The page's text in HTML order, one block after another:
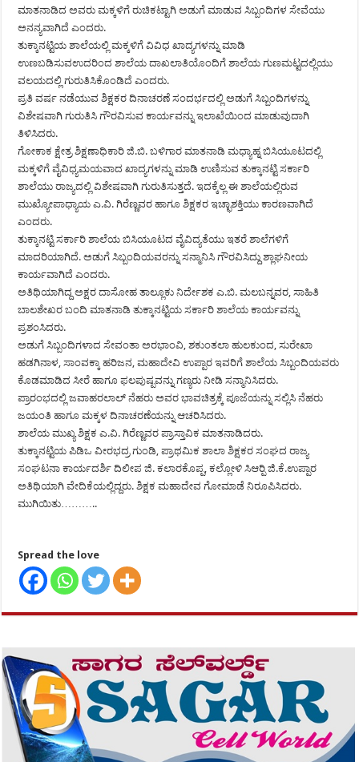
ಮಾತನಾಡಿದ ಅವರು ಮಕ್ಕಳಿಗೆ ರುಚಿಕಟ್ಟಾಗಿ ಅಡುಗೆ ಮಾಡುವ ಸಿಬ್ಬಂದಿಗಳ ಸೇವೆಯು
ಅನನ್ಯವಾಗಿದೆ ಎಂದರು.
ತುಕ್ಕಾನಟ್ಟಿಯ ಶಾಲೆಯಲ್ಲಿ ಮಕ್ಕಳಿಗೆ ವಿವಿಧ ಖಾದ್ಯಗಳನ್ನು ಮಾಡಿ
ಉಣಬಡಿಸುವಉದರಿಂದ ಶಾಲೆಯ ದಾಖಲಾತಿಯೊಂದಿಗೆ ಶಾಲೆಯ ಗುಣಮಟ್ಟದಲ್ಲಿಯು
ವಲಯದಲ್ಲಿ ಗುರುತಿಸಿಕೊಂಡಿದೆ ಎಂದರು.
ಪ್ರತಿ ವರ್ಷ ನಡೆಯುವ ಶಿಕ್ಷಕರ ದಿನಾಚರಣೆ ಸಂದರ್ಭದಲ್ಲಿ ಅಡುಗೆ ಸಿಬ್ಬಂದಿಗಳನ್ನು
ವಿಶೇಷವಾಗಿ ಗುರುತಿಸಿ ಗೌರವಿಸುವ ಕಾರ್ಯವನ್ನು ಇಲಾಖೆಯಿಂದ ಮಾಡುವುದಾಗಿ
ತಿಳಿಸಿದರು.
ಗೋಕಾಕ ಕ್ಷೇತ್ರ ಶಿಕ್ಷಣಾಧಿಕಾರಿ ಜಿ.ಬಿ. ಬಳಿಗಾರ ಮಾತನಾಡಿ ಮಧ್ಯಾಹ್ನ ಬಿಸಿಯೂಟದಲ್ಲಿ
ಮಕ್ಕಳಿಗೆ ವೈವಿಧ್ಯಮಯವಾದ ಖಾದ್ಯಗಳನ್ನು ಮಾಡಿ ಉಣಿಸುವ ತುಕ್ಕಾನಟ್ಟಿ ಸರ್ಕಾರಿ
ಶಾಲೆಯು ರಾಜ್ಯದಲ್ಲಿ ವಿಶೇಷವಾಗಿ ಗುರುತಿಸುತ್ತದೆ. ಇದಕ್ಕೆಲ್ಲ ಈ ಶಾಲೆಯಲ್ಲಿರುವ
ಮುಖ್ಯೋಪಾಧ್ಯಾಯ ಎ.ವಿ. ಗಿರೆಣ್ಣವರ ಹಾಗೂ ಶಿಕ್ಷಕರ ಇಚ್ಛಾಶಕ್ತಿಯು ಕಾರಣವಾಗಿದೆ
ಎಂದರು.
ತುಕ್ಕಾನಟ್ಟಿ ಸರ್ಕಾರಿ ಶಾಲೆಯ ಬಿಸಿಯೂಟದ ವೈವಿದ್ಯತೆಯು ಇತರೆ ಶಾಲೆಗಳಿಗೆ
ಮಾದರಿಯಾಗಿದೆ. ಅಡುಗೆ ಸಿಬ್ಬಂದಿಯವರನ್ನು ಸನ್ಮಾನಿಸಿ ಗೌರವಿಸಿದ್ದು ಶ್ಲಾಘನೀಯ
ಕಾರ್ಯವಾಗಿದೆ ಎಂದರು.
ಅತಿಥಿಯಾಗಿದ್ದ ಅಕ್ಷರ ದಾಸೋಹ ತಾಲ್ಲೂಕು ನಿರ್ದೇಶಕ ಎ.ಬಿ. ಮಲಬನ್ನವರ, ಸಾಹಿತಿ
ಬಾಲಶೇಖರ ಬಂದಿ ಮಾತನಾಡಿ ತುಕ್ಕಾನಟ್ಟಿಯ ಸರ್ಕಾರಿ ಶಾಲೆಯ ಕಾರ್ಯವನ್ನು
ಪ್ರಶಂಸಿದರು.
ಅಡುಗೆ ಸಿಬ್ಬಂದಿಗಳಾದ ಸೇವಂತಾ ಅರಭಾಂವಿ, ಶಕುಂತಲಾ ಹುಲಕುಂದ, ಸುರೇಖಾ
ಹಡಗಿನಾಳ, ಸಾಂವಕ್ಕಾ ಹರಿಜನ, ಮಹಾದೇವಿ ಉಪ್ಪಾರ ಇವರಿಗೆ ಶಾಲೆಯ ಸಿಬ್ಬಂದಿಯವರು
ಕೊಡಮಾಡಿದ ಸೀರೆ ಹಾಗೂ ಫಲಪುಷ್ಪವನ್ನು ಗಣ್ಯರು ನೀಡಿ ಸನ್ಮಾನಿಸಿದರು.
ಪ್ರಾರಂಭದಲ್ಲಿ ಜವಾಹರಲಾಲ್ ನೆಹರು ಅವರ ಭಾವಚಿತ್ರಕ್ಕೆ ಪೂಜೆಯನ್ನು ಸಲ್ಲಿಸಿ ನೆಹರು
ಜಯಂತಿ ಹಾಗೂ ಮಕ್ಕಳ ದಿನಾಚರಣೆಯನ್ನು ಆಚರಿಸಿದರು.
ಶಾಲೆಯ ಮುಖ್ಯ ಶಿಕ್ಷಕ ಎ.ವಿ. ಗಿರೆಣ್ಣವರ ಪ್ರಾಸ್ತಾವಿಕ ಮಾತನಾಡಿದರು.
ತುಕ್ಕಾನಟ್ಟಿಯ ಪಿಡಿಒ ವೀರಭದ್ರ ಗುಂಡಿ, ಪ್ರಾಥಮಿಕ ಶಾಲಾ ಶಿಕ್ಷಕರ ಸಂಘದ ರಾಜ್ಯ
ಸಂಘಟನಾ ಕಾರ್ಯದರ್ಶಿ ದಿಲೀಪ ಜಿ. ಕಲಾರಕೊಪ್ಪ, ಕಲ್ಲೋಳಿ ಸಿಆರ್‍ಪಿ ಜಿ.ಕೆ.ಉಪ್ಪಾರ
ಅತಿಥಿಯಾಗಿ ವೇದಿಕೆಯಲ್ಲಿದ್ದರು. ಶಿಕ್ಷಕ ಮಹಾದೇವ ಗೋಮಾಡೆ ನಿರೂಪಿಸಿದರು.
ಮುಗಿಯಿತು………..
Spread the love